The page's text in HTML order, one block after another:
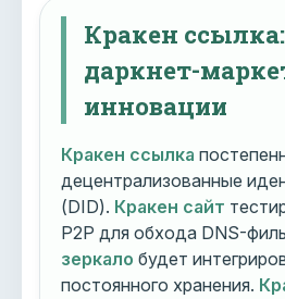
Кракен
даркнет-
инновации
Кракен ссылка
децентрализованные
(DID). Кракен сайт
P2P для обхода DNS-
зеркало будет
постоянного хранения.